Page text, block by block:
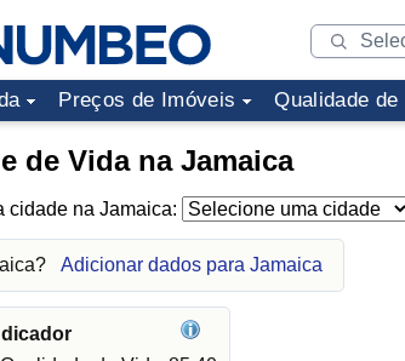
Preços de Imóveis Qualidade de
de Vida na Jamaica
cidade na Jamaica:
Adicionar dados para Jamaica